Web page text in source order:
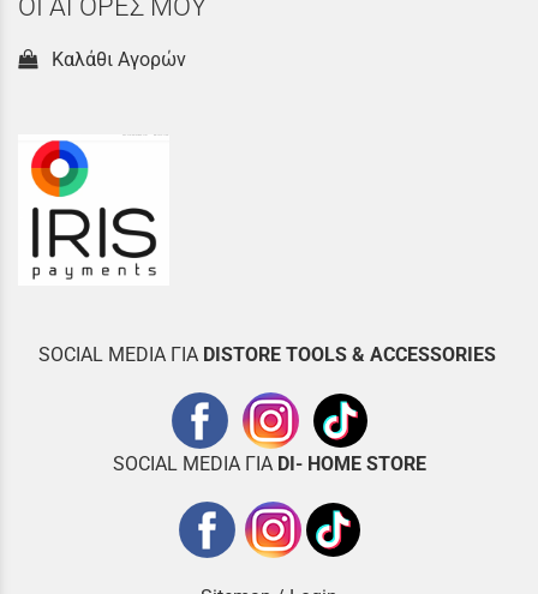
ΟΙ ΑΓΟΡΕΣ ΜΟΥ
Καλάθι Αγορών
SOCIAL MEDIA ΓΙΑ DISTORE TOOLS & ACCESSORIES
SOCIAL MEDIA ΓΙΑ DI- HOME STORE